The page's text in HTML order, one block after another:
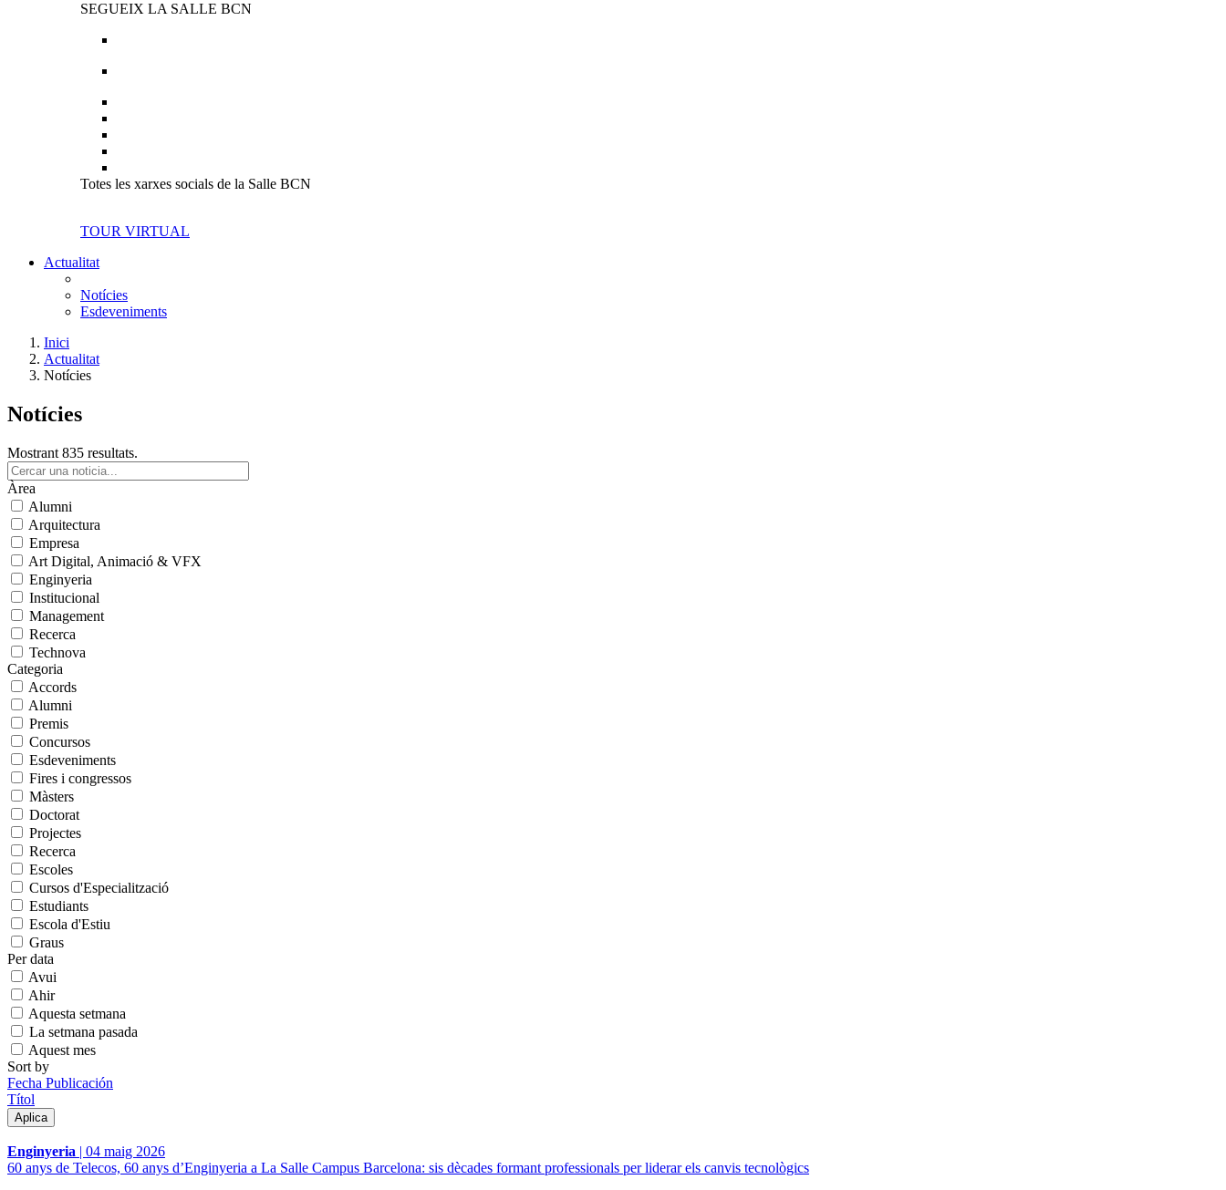
SEGUEIX LA SALLE BCN
Totes les xarxes socials de la Salle BCN
TOUR VIRTUAL
Actualitat
Notícies
Esdeveniments
Inici
Actualitat
Notícies
Notícies
Mostrant 835 resultats.
Àrea
Alumni
Arquitectura
Empresa
Art Digital, Animació & VFX
Enginyeria
Institucional
Management
Recerca
Technova
Categoria
Accords
Alumni
Premis
Concursos
Esdeveniments
Fires i congressos
Màsters
Doctorat
Projectes
Recerca
Escoles
Cursos d'Especialització
Estudiants
Escola d'Estiu
Graus
Per data
Avui
Ahir
Aquesta setmana
La setmana pasada
Aquest mes
Sort by
Fecha Publicación
Títol
Enginyeria | 04 maig 2026
60 anys de Telecos, 60 anys d’Enginyeria a La Salle Campus Barcelona: sis dècades formant professionals per liderar els canvis tecnològics